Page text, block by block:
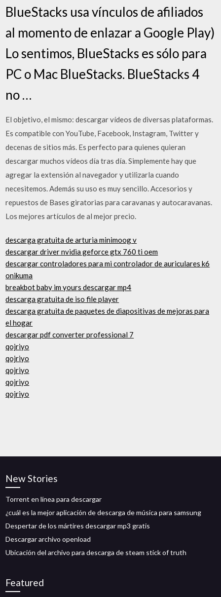
BlueStacks usa vínculos de afiliados
al momento de enlazar a Google Play)
Lo sentimos, BlueStacks es sólo para
PC o Mac BlueStacks. BlueStacks 4
no …
El objetivo, el mismo: descargar vídeos de diversas plataformas.
Es compatible con YouTube, Facebook, Instagram, Twitter y
decenas de sitios más. Es perfecto para quienes quieran
descargar muchos vídeos día tras día. Simplemente hay que
agregar la extensión al navegador y utilizarla cuando
necesitemos. Además su uso es muy sencillo. Accesorios y
repuestos de Bases giratorias para caravanas y autocaravanas.
Los mejores artículos de al mejor precio.
descarga gratuita de arturia minimoog v
descargar driver nvidia geforce gtx 760 ti oem
descargar controladores para mi controlador de auriculares k6
onikuma
breakbot baby im yours descargar mp4
descarga gratuita de iso file player
descarga gratuita de paquetes de diapositivas de mejoras para
el hogar
descargar pdf converter professional 7
qojriyo
qojriyo
qojriyo
qojriyo
qojriyo
New Stories
Torrent en línea para descargar
¿cuál es la mejor aplicación de descarga de música para samsung
Despertar de los mártires descargar mp3 gratis
Descargar archivo openload
Ubicación del archivo para descarga de steam stick of truth
Featured